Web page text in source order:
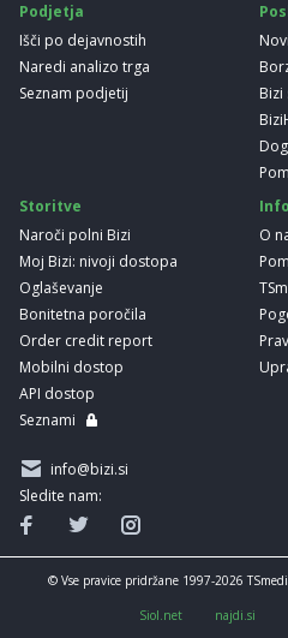
Podjetja
Išči po dejavnostih
Naredi analizo trga
Seznam podjetij
Bizi
Storitve
Naroči polni Bizi
Moj Bizi: nivoji dostopa
Oglaševanje
Bonitetna poročila
Order credit report
Mobilni dostop
API dostop
Seznami
O
info@bizi.si
Sledite nam:
© Vse pravice pridržane 1997-2026
Siol.net najdi.si